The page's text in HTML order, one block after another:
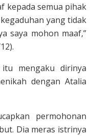
kepada semua pihak
yang tidak
saya mohon maaf,”
mengaku dirinya
dengan Atalia
permohonan
Dia meras istrinya